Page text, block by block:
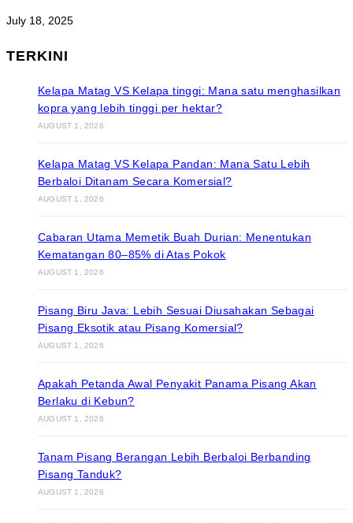
July 18, 2025
TERKINI
Kelapa Matag VS Kelapa tinggi: Mana satu menghasilkan
kopra yang lebih tinggi per hektar?
AUGUST 1, 2026
Kelapa Matag VS Kelapa Pandan: Mana Satu Lebih
Berbaloi Ditanam Secara Komersial?
AUGUST 1, 2026
Cabaran Utama Memetik Buah Durian: Menentukan
Kematangan 80–85% di Atas Pokok
AUGUST 1, 2026
Pisang Biru Java: Lebih Sesuai Diusahakan Sebagai
Pisang Eksotik atau Pisang Komersial?
AUGUST 1, 2026
Apakah Petanda Awal Penyakit Panama Pisang Akan
Berlaku di Kebun?
AUGUST 1, 2026
Tanam Pisang Berangan Lebih Berbaloi Berbanding
Pisang Tanduk?
AUGUST 1, 2026